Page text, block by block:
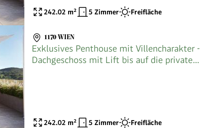
242.02 m² 5 Zimmer Freifläche
1170 WIEN
Exklusives Penthouse mit Villencharakter -
Dachgeschoss mit Lift bis auf die private
242.02 m² 5 Zimmer Freifläche